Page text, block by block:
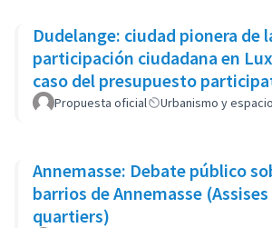
Dudelange: ciudad pionera de
participación ciudadana en
caso del presupuesto
Propuesta oficial Urbanismo y
Annemasse: Debate público
barrios de Annemasse (Assises
quartiers)